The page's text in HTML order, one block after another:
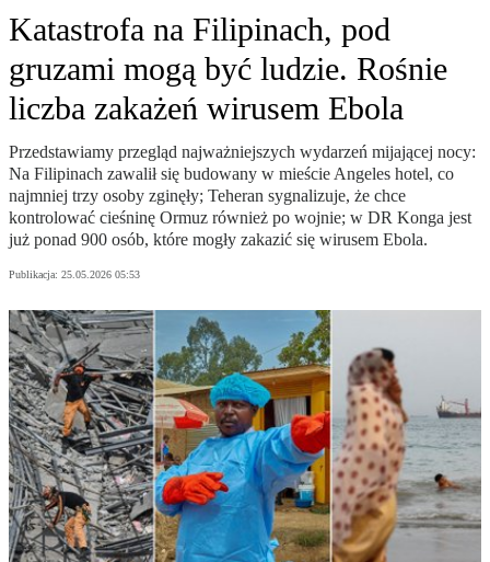
Katastrofa na Filipinach, pod
gruzami mogą być ludzie. Rośnie
liczba zakażeń wirusem Ebola
Przedstawiamy przegląd najważniejszych wydarzeń mijającej nocy:
Na Filipinach zawalił się budowany w mieście Angeles hotel, co
najmniej trzy osoby zginęły; Teheran sygnalizuje, że chce
kontrolować cieśninę Ormuz również po wojnie; w DR Konga jest
już ponad 900 osób, które mogły zakazić się wirusem Ebola.
Publikacja: 25.05.2026 05:53